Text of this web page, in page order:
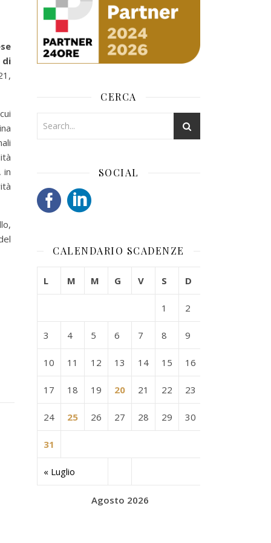
di
in
CERCA
SOCIAL
CALENDARIO SCADENZE
Agosto 2026
L M M G V S D
« Luglio
1 2
3 4 5 6 7 8 9
10 11 12 13 14 15 16
17 18 19 20 21 22 23
24 25 26 27 28 29 30
31